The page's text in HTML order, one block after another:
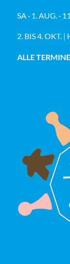
SA · 1. AUG. ·
2. BIS 4. OKT. |
ALLE